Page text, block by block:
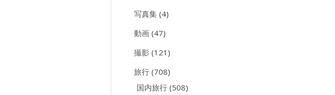
写真集 (4)
動画 (47)
撮影 (121)
旅行 (708)
国内旅行 (508)